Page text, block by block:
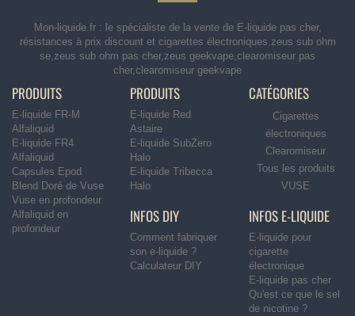
Mon-liquide.fr : le spécialiste de la vente de E-liquide pas cher,
résistances à prix discount et cigarettes électroniques.zeus sub ohm
se,zeus sub ohm pas cher,zeus geekvape,clearomiseur pas
cher,clearomiseur geekvape
PRODUITS
E-liquide FR-M
Alfaliquid
E-liquide FR4
Alfaliquid
Capsules Epod
Blend Doré de Vuse
Vuse en profondeur
Alfaliquid en
profondeur
PRODUITS
E-liquide Red
Astaire
E-liquide SubZero
Halo
E-liquide Tribecca
Halo
CATÉGORIES
Cigarettes
électroniques
Clearomiseur
Tous les produits
VUSE
INFOS DIY
Comment fabriquer
son e-liquide ?
Calculateur DIY
INFOS E-LIQUIDE
E-liquide pour
cigarette
électronique
E-liquide pas cher
Qu'est ce que le sel
de nicotine ?